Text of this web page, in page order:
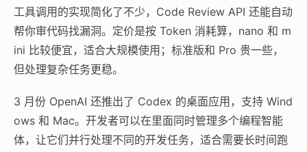
工具调用的实现简化了不少，Code Review API 还能自动
帮你审代码找漏洞。定价是按 Token 消耗算，nano 和 m
ini 比较便宜，适合大规模使用；标准版和 Pro 贵一些，
但处理复杂任务更稳。
3 月份 OpenAI 还推出了 Codex 的桌面应用，支持 Wind
ows 和 Mac。开发者可以在里面同时管理多个编程智能
体，让它们并行处理不同的开发任务，适合需要长时间跑